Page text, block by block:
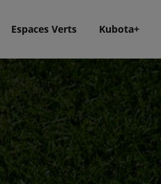
Espaces Verts Kubota+